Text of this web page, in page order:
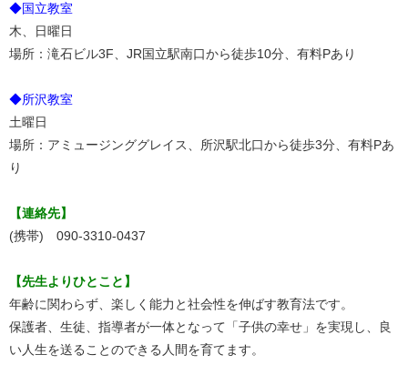
◆国立教室
木、日曜日
場所：滝石ビル3F、JR国立駅南口から徒歩10分、有料Pあり
◆所沢教室
土曜日
場所：アミュージンググレイス、所沢駅北口から徒歩3分、有料Pあ
り
【連絡先】
(携帯) 090-3310-0437
【先生よりひとこと】
年齢に関わらず、楽しく能力と社会性を伸ばす教育法です。
保護者、生徒、指導者が一体となって「子供の幸せ」を実現し、良
い人生を送ることのできる人間を育てます。